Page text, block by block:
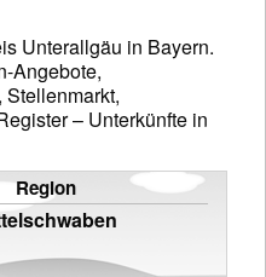
Unterallgäu in Bayern.
Angebote,
– Unterkünfte in
Region